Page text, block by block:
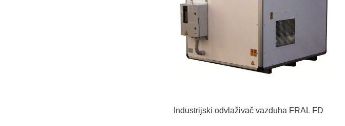
Industrijski odvlaživač vazduha FRAL FD